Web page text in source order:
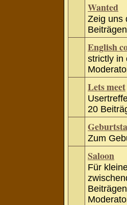
Wanted
Zeig uns
English
strictly in
Lets meet
20
Zum
Saloon
Für